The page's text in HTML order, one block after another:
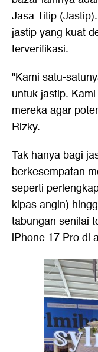
Jasa Titip
jastip yang kuat
terverifikasi.
"Kami satu-
untuk jastip.
mereka agar
Rizky.
Tak hanya bagi
berkesempatan
seperti
kipas angin)
tabungan senilai
iPhone 17 Pro di